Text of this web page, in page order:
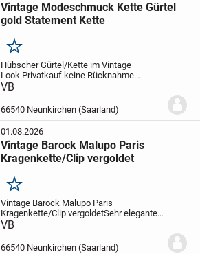
Vintage Modeschmuck Kette Gürtel
gold Statement Kette
Merken
Hübscher Gürtel/Kette im Vintage
Look Privatkauf keine Rücknahme
möglich
VB
66540 Neunkirchen (Saarland)
01.08.2026
Vintage Barock Malupo Paris
Kragenkette/Clip vergoldet
Merken
Vintage Barock Malupo Paris
Kragenkette/Clip vergoldetSehr elegantes
seltenes Unikat
einfachPrivatkauf keine Rücknahme
VB
66540 Neunkirchen (Saarland)